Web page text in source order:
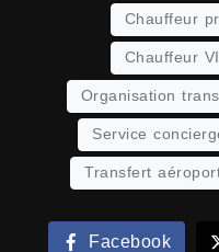
Chauffeur
Chauffeur
Organisation
Service
Transfert
Facebook